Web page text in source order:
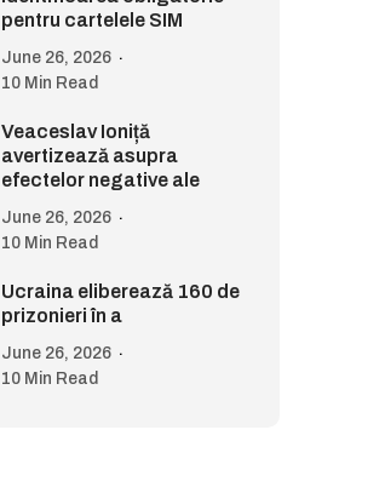
pentru cartelele SIM
June 26, 2026
10 Min Read
Veaceslav Ioniță
avertizează asupra
efectelor negative ale
June 26, 2026
10 Min Read
Ucraina eliberează 160 de
prizonieri în a
June 26, 2026
10 Min Read